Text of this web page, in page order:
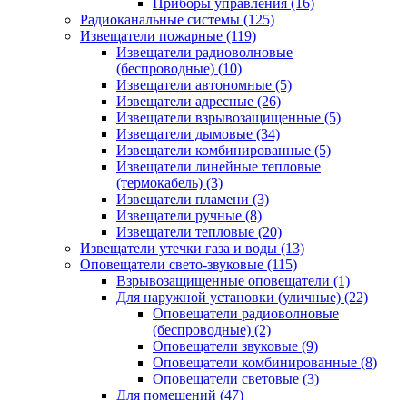
Приборы управления (16)
Радиоканальные системы (125)
Извещатели пожарные (119)
Извещатели радиоволновые
(беспроводные) (10)
Извещатели автономные (5)
Извещатели адресные (26)
Извещатели взрывозащищенные (5)
Извещатели дымовые (34)
Извещатели комбинированные (5)
Извещатели линейные тепловые
(термокабель) (3)
Извещатели пламени (3)
Извещатели ручные (8)
Извещатели тепловые (20)
Извещатели утечки газа и воды (13)
Оповещатели свето-звуковые (115)
Взрывозащищенные оповещатели (1)
Для наружной установки (уличные) (22)
Оповещатели радиоволновые
(беспроводные) (2)
Оповещатели звуковые (9)
Оповещатели комбинированные (8)
Оповещатели световые (3)
Для помещений (47)